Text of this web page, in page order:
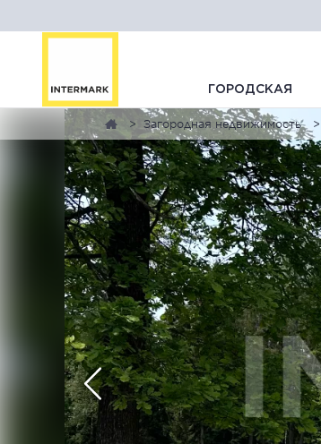
ГОРОДСКАЯ
Загородная недвижимость